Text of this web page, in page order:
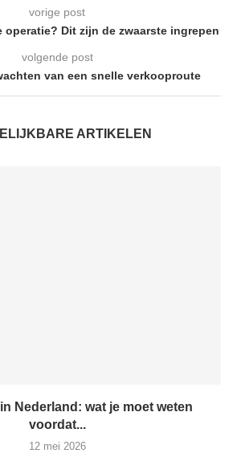
vorige post
Dit zijn de zwaarste ingrepen
volgende post
van een snelle verkooproute
ARTIKELEN
Nederland: wat je moet weten
voordat...
12 mei 2026